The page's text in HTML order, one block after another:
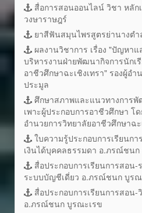
สื่อการสอนออนไลน์ วิชา หลัก
วงษาราษฎร์
ยาสีฟันสมุนไพรสูตรย่านางตำ
ผลงานวิชาการ เรื่อง "ปัญหา
บริหารงานฝ่ายพัฒนากิจการนักเ
อาชีวศึกษาฉะเชิงเทรา" รองผู้อ
ประมูล
ศึกษาสภาพและแนวทางการ
เพาะผู้ประกอบการอาชีวศึกษา โ
อำนวยการวิทยาลัยอาชีวศึกษาฉะ
ใบความรู้ประกอบการเรียนก
เงินได้บุคคลธรรมดา อ.ภรณ์ชน
สื่อประกอบการเรียนการสอ
ระบบบัญชีเดี่ยว อ.ภรณ์ชนก บูรณ
สื่อประกอบการเรียนการสอ
อ.ภรณ์ชนก บูรณะเรข